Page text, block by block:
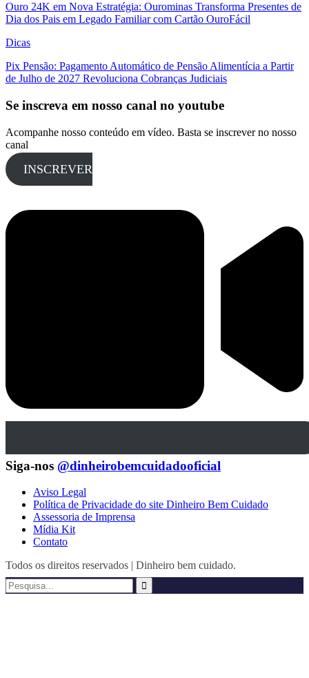
Ouro 24K em Nova Estratégia: Ourominas Transforma Presentes de
Dia dos Pais em Legado Familiar com Cartão OuroFácil
Dicas
Pix Pensão: Pagamento Automático de Pensão Alimentícia a Partir
de Julho de 2027 Revoluciona Cobranças Judiciais
Se inscreva em nosso canal no youtube
Acompanhe nosso conteúdo em vídeo. Basta se inscrever no nosso
canal
INSCREVER
Siga-nos @dinheirobemcuidadooficial
Aviso Legal
Política de Privacidade do site Dinheiro Bem Cuidado
Assessoria de Imprensa
Mídia Kit
Contato
Todos os direitos reservados | Dinheiro bem cuidado.